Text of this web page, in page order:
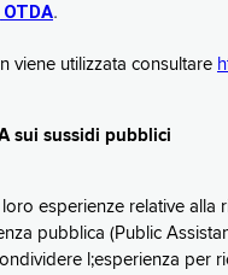
.
viene utilizzata consultare
sui sussidi pubblici
esperienze relative
pubblica (Public
l;esperienza